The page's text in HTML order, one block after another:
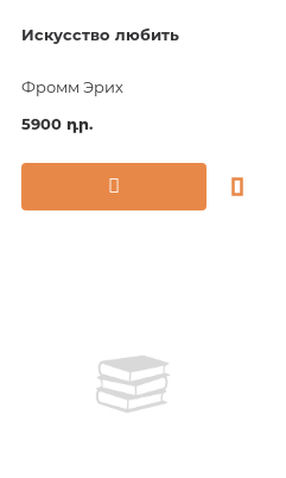
Искусство любить
Фромм Эрих
5900 դր.